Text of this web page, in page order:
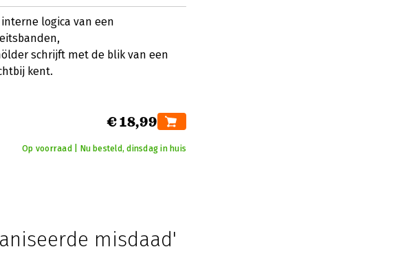
logica van een
schrijft met de blik van een
kent.
€ 18,99
Op voorraad | Nu besteld, dinsdag in huis
misdaad'